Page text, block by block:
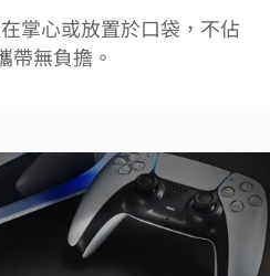
掌心或放置於口袋，不佔
帶無負擔。